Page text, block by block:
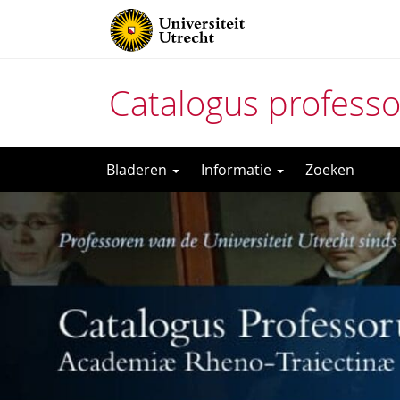
Catalogus
naar
het
inhoud
Bladeren Informatie Zoeken